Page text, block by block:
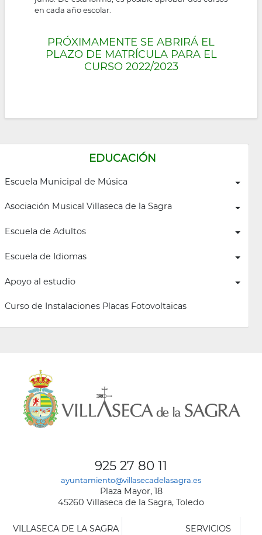
EDUCACIÓN
Escuela Municipal de Música
Asociación Musical Villaseca de la Sagra
Escuela de Adultos
Escuela de Idiomas
Apoyo al estudio
Curso de Instalaciones Placas Fotovoltaicas
en cada año escolar.
PRÓXIMAMENTE SE ABRIRÁ EL
PLAZO DE MATRÍCULA PARA EL
CURSO 2022/2023
925 27 80 11
ayuntamiento@villasecadelasagra.es
Plaza Mayor, 18
45260 Villaseca de la Sagra, Toledo
VILLASECA DE LA SAGRA SERVICIOS